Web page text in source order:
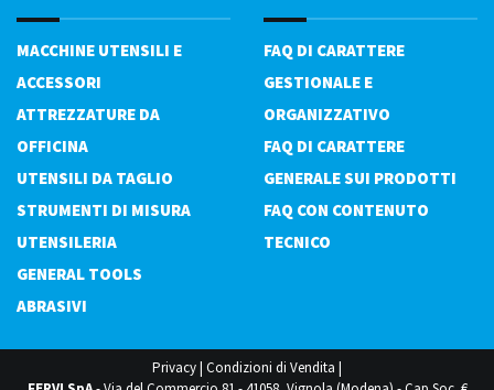
MACCHINE UTENSILI E
ACCESSORI
ATTREZZATURE DA
OFFICINA
UTENSILI DA TAGLIO
STRUMENTI DI MISURA
UTENSILERIA
GENERAL TOOLS
ABRASIVI
FAQ DI CARATTERE
GESTIONALE E
ORGANIZZATIVO
FAQ DI CARATTERE
GENERALE SUI PRODOTTI
FAQ CON CONTENUTO
TECNICO
Privacy| Condizioni di Vendita |